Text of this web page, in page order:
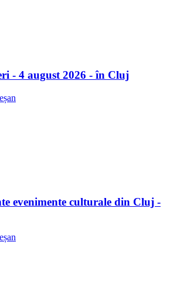
- 4 august 2026 - în Cluj
evenimente culturale din Cluj -